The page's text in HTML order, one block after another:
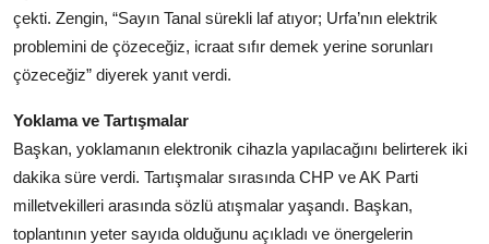
çekti. Zengin, “Sayın Tanal sürekli laf atıyor; Urfa’nın elektrik
problemini de çözeceğiz, icraat sıfır demek yerine sorunları
çözeceğiz” diyerek yanıt verdi.
Yoklama ve Tartışmalar
Başkan, yoklamanın elektronik cihazla yapılacağını belirterek iki
dakika süre verdi. Tartışmalar sırasında CHP ve AK Parti
milletvekilleri arasında sözlü atışmalar yaşandı. Başkan,
toplantının yeter sayıda olduğunu açıkladı ve önergelerin